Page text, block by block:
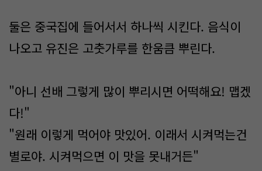
둘은 중국집에 들어서서 하나씩 시킨다. 음식이
나오고 유진은 고춧가루를 한움큼 뿌린다.
"아니 선배 그렇게 많이 뿌리시면 어떡해요! 맵겠
다!"
"원래 이렇게 먹어야 맛있어. 이래서 시켜먹는건
별로야. 시켜먹으면 이 맛을 못내거든"